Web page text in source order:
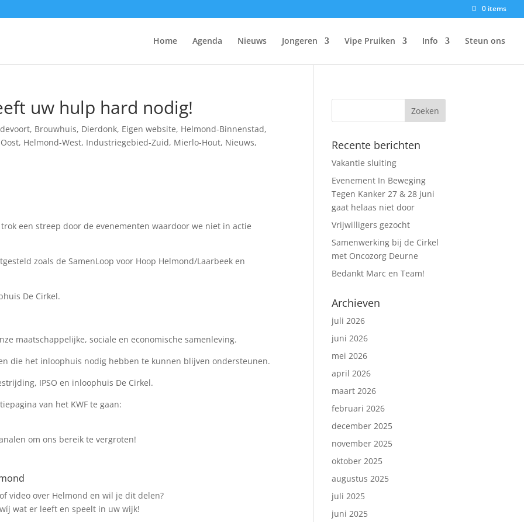
0 items
Home Agenda Nieuws Jongeren Vipe Pruiken Info Steun ons
uw hulp hard nodig!
, Brouwhuis, Dierdonk, Eigen website, Helmond-Binnenstad,
, Helmond-West, Industriegebied-Zuid, Mierlo-Hout, Nieuws,
een streep door de evenementen waardoor we niet in actie
zoals de SamenLoop voor Hoop Helmond/Laarbeek en
De Cirkel.
maatschappelijke, sociale en economische samenleving.
die het inloophuis nodig hebben te kunnen blijven ondersteunen.
IPSO en inloophuis De Cirkel.
van het KWF te gaan:
om ons bereik te vergroten!
video over Helmond en wil je dit delen?
wat er leeft en speelt in uw wijk!
Recente berichten
Vakantie sluiting
Evenement In Beweging
Tegen Kanker 27 & 28 juni
gaat helaas niet door
Vrijwilligers gezocht
Samenwerking bij de Cirkel
met Oncozorg Deurne
Bedankt Marc en Team!
Archieven
juli 2026
juni 2026
mei 2026
april 2026
maart 2026
februari 2026
december 2025
november 2025
oktober 2025
augustus 2025
juli 2025
juni 2025